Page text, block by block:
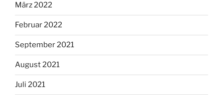
März 2022
Februar 2022
September 2021
August 2021
Juli 2021